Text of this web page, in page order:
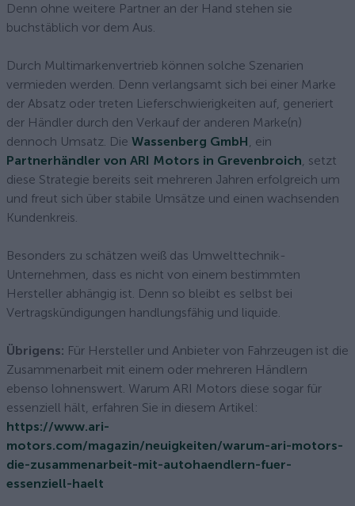
Denn ohne weitere Partner an der Hand stehen sie
buchstäblich vor dem Aus.
Durch Multimarkenvertrieb können solche Szenarien
vermieden werden. Denn verlangsamt sich bei einer Marke
der Absatz oder treten Lieferschwierigkeiten auf, generiert
der Händler durch den Verkauf der anderen Marke(n)
dennoch Umsatz. Die Wassenberg GmbH, ein
Partnerhändler von ARI Motors in Grevenbroich, setzt
diese Strategie bereits seit mehreren Jahren erfolgreich um
und freut sich über stabile Umsätze und einen wachsenden
Kundenkreis.
Besonders zu schätzen weiß das Umwelttechnik-
Unternehmen, dass es nicht von einem bestimmten
Hersteller abhängig ist. Denn so bleibt es selbst bei
Vertragskündigungen handlungsfähig und liquide.
Übrigens: Für Hersteller und Anbieter von Fahrzeugen ist die
Zusammenarbeit mit einem oder mehreren Händlern
ebenso lohnenswert. Warum ARI Motors diese sogar für
essenziell hält, erfahren Sie in diesem Artikel:
https://www.ari-
motors.com/magazin/neuigkeiten/warum-ari-motors-
die-zusammenarbeit-mit-autohaendlern-fuer-
essenziell-haelt